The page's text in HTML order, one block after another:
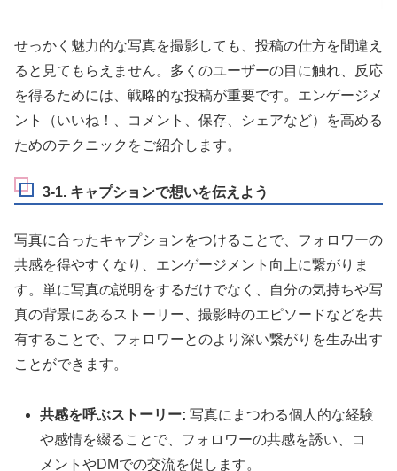
せっかく魅力的な写真を撮影しても、投稿の仕方を間違え
ると見てもらえません。多くのユーザーの目に触れ、反応
を得るためには、戦略的な投稿が重要です。エンゲージメ
ント（いいね！、コメント、保存、シェアなど）を高める
ためのテクニックをご紹介します。
3-1. キャプションで想いを伝えよう
写真に合ったキャプションをつけることで、フォロワーの
共感を得やすくなり、エンゲージメント向上に繋がりま
す。単に写真の説明をするだけでなく、自分の気持ちや写
真の背景にあるストーリー、撮影時のエピソードなどを共
有することで、フォロワーとのより深い繋がりを生み出す
ことができます。
共感を呼ぶストーリー: 写真にまつわる個人的な経験
や感情を綴ることで、フォロワーの共感を誘い、コ
メントやDMでの交流を促します。